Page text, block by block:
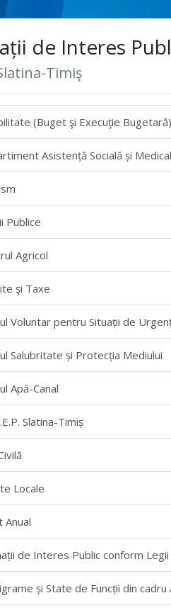
de Interes
Timiş
(Buget şi Execuţie Bugetară)
Asistență Socială și
Publice
Agricol
şi Taxe
Voluntar pentru Situații de
Salubritate și Protecția Mediului
Apă-Canal
Slatina-Timiș
Locale
Anual
de Interes Public conform
și State de Funcții din